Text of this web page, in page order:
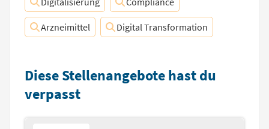
Arzneimittel Digital Transformation
Diese Stellenangebote hast du
verpasst